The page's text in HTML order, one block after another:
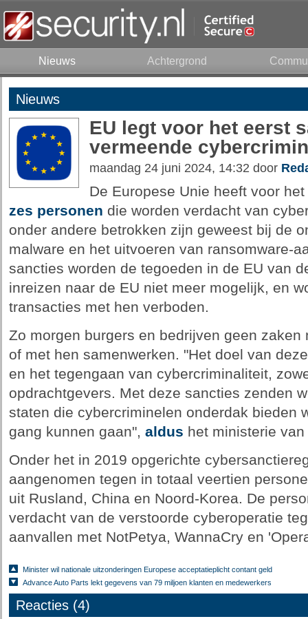
Nieuws Achtergrond
Nieuws
EU legt voor het eerst
vermeende
maandag 24 juni 2024, 14:32 door
De Europese Unie heeft voor
zes personen die worden verdacht van
onder andere betrokken zijn geweest bij de
malware en het uitvoeren van ransomware-
sancties worden de tegoeden in de EU van
inreizen naar de EU niet meer mogelijk, en
transacties met hen verboden.
Zo morgen burgers en bedrijven geen
of met hen samenwerken. "Het doel van
en het tegengaan van cybercriminaliteit,
opdrachtgevers. Met deze sancties zenden
staten die cybercriminelen onderdak bieden
gang kunnen gaan", aldus het ministerie
Onder het in 2019 opgerichte
aangenomen tegen in totaal veertien
uit Rusland, China en Noord-Korea. De
verdacht van de verstoorde cyberoperatie
aanvallen met NotPetya, WannaCry en
Minister wil nationale uitzonderingen Europese acceptatieplicht contant geld
Advance Auto Parts lekt gegevens van 79 miljoen klanten en medewerkers
Reacties (4)